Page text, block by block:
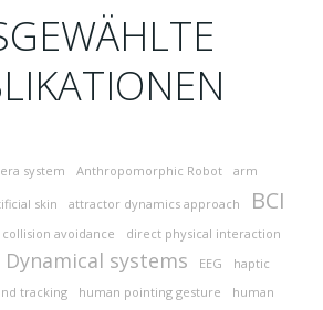
system Anthropomorphic Robot
arm
skin attractor dynamics approach BCI
collision avoidance
direct physical interaction
Dynamical systems EEG
haptic
tracking human pointing gesture
human